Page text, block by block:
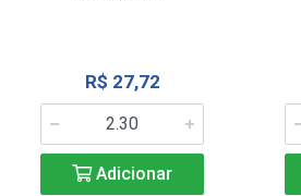
R$ 27,72
Adicionar